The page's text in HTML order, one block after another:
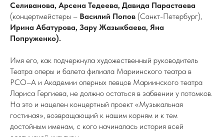
Селиванова, Арсена Тедеева, Давида Парастаева
(концертмейстеры – Василий Попов (Санкт-Петербург),
Ирина Абатурова, Зару Жазыкбаева, Яна
Попруженко).
Имя его, как подчеркнула художественный руководитель
Театра оперы и балета филиала Мариинского театра в
РСО–А и Академии оперных певцов Мариинского театра
Лариса Гергиева, не должно остаться в забвении у потомков.
На это и нацелен концертный проект «Музыкальная
гостиная», возвращающий к нашим корням и к тем
достойным именам, с кого начиналась история всей